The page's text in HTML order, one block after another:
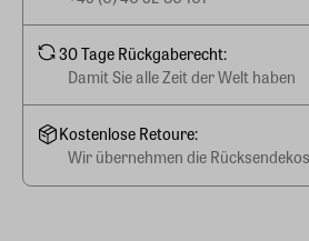
30 Tage Rückgaberecht:
Damit Sie alle Zeit der Welt haben
Kostenlose Retoure:
Wir übernehmen die